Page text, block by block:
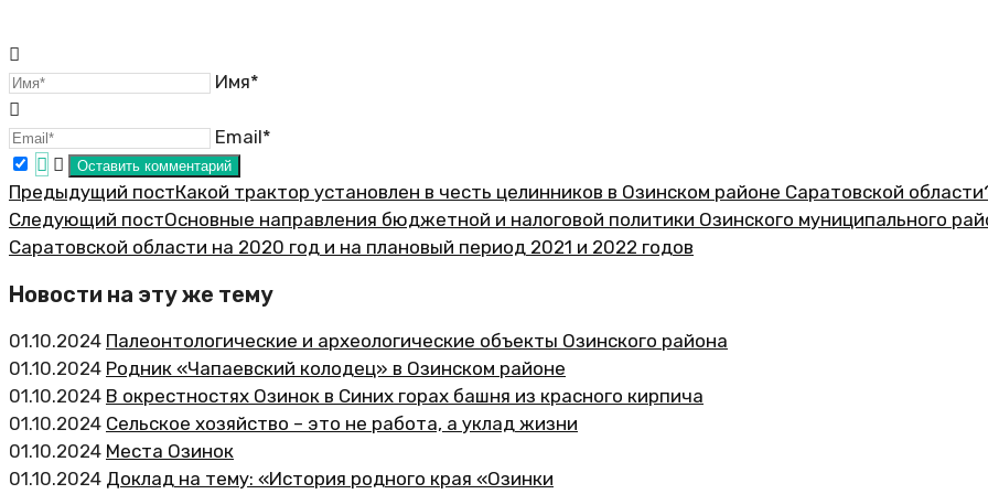
Имя*
Email*
Предыдущий постКакой трактор установлен в честь целинников в Озинском районе Саратовской
Следующий постОсновные направления бюджетной и налоговой политики Озинского муниципального
Саратовской области на 2020 год и на плановый период 2021 и 2022 годов
Новости на эту же тему
01.10.2024 Палеонтологические и археологические объекты Озинского района
01.10.2024 Родник «Чапаевский колодец» в Озинском районе
01.10.2024 В окрестностях Озинок в Синих горах башня из красного кирпича
01.10.2024 Сельское хозяйство – это не работа, а уклад жизни
01.10.2024 Места Озинок
01.10.2024 Доклад на тему: «История родного края «Озинки